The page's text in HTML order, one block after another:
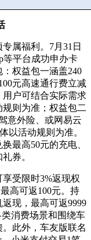
属福利。7月31日
等平台成功申办卡
权益包一涵盖240
元高速通行费立减
户可结合实际需求
则为准；权益包二
意外险、或网易云
以活动规则为准。
最高50元的充电、
券。
受限时3%返现权
高可返100元。持
现，最高可返9999
消费场景和围绕车
此外，车友版联名